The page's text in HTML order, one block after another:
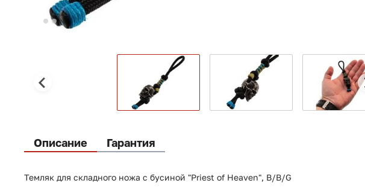
Описание Гарантия
Темляк для складного ножа с бусиной "Priest of Heaven", B/B/G